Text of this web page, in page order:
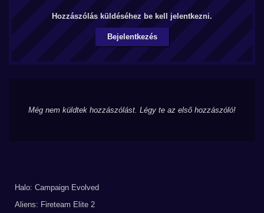
Hozzászólás küldéséhez be kell jelentkezni.
Bejelentkezés
Még nem küldtek hozzászólást. Légy te az első hozzászóló!
Halo: Campaign Evolved
Aliens: Fireteam Elite 2